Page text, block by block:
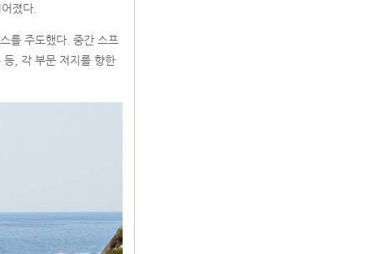
졌다.
를 주도했다. 중간 스프
, 각 부문 저지를 향한